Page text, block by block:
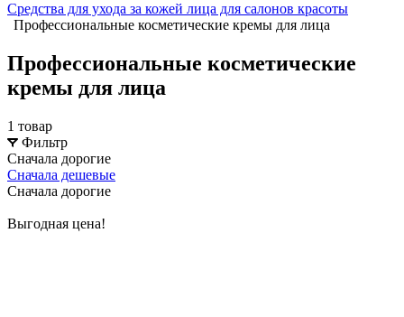
Средства для ухода за кожей лица для салонов красоты
Профессиональные косметические кремы для лица
Профессиональные косметические
кремы для лица
1 товар
Фильтр
Сначала дорогие
Сначала дешевые
Сначала дорогие
Выгодная цена!